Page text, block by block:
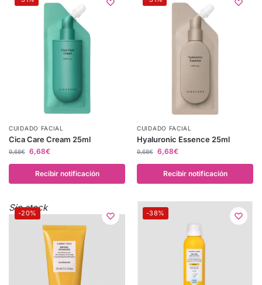
CUIDADO FACIAL
Cica Care Cream 25ml
9,68€ 6,68€
Recibir notificación
CUIDADO FACIAL
Hyaluronic Essence 25ml
9,68€ 6,68€
Recibir notificación
-20%
Sin stock -38%